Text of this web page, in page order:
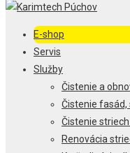
článku
E-shop
Servis
Služby
Čistenie a
Čistenie fasád,
Čistenie
Renovácia